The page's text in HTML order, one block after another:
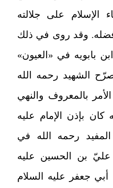
الإسلام على جلالته
وقد روى في ذلك
بابويه في «العيون»
الشهيد رحمه الله
بالمعروف والنهي
بإذن الإمام عليه
رحمه الله في
عليّ بن الحسين عليه
أبي جعفر عليه السلام